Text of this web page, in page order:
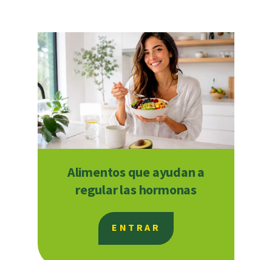
Alimentos que ayudan a
regular las hormonas
ENTRAR